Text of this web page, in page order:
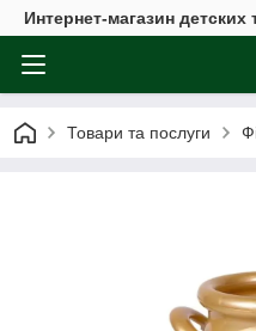
Интернет-магазин
Товари та послуги